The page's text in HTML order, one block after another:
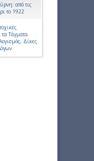
από τις
το 1922
τα Τάγματα
Δίκες